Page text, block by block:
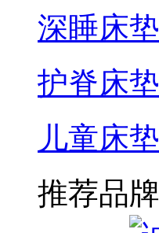
深睡床垫
护脊床垫
儿童床垫
推荐品牌